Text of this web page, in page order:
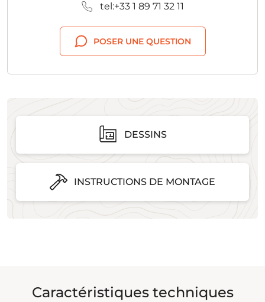
tel:+33 1 89 71 32 11
POSER UNE QUESTION
DESSINS
INSTRUCTIONS DE MONTAGE
Caractéristiques techniques